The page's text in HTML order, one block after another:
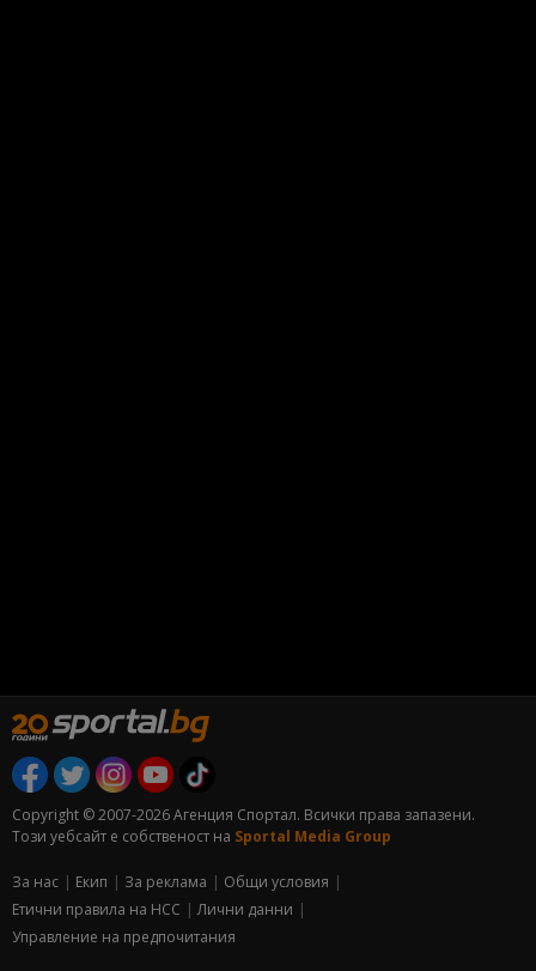
Copyright © 2007-2026 Агенция Спортал. Всички права запазени.
Този уебсайт е собственост на Sportal Media Group
За нас Екип За рекламa
Общи условия
Етични правила на НСС
Лични данни
Управление на предпочитания